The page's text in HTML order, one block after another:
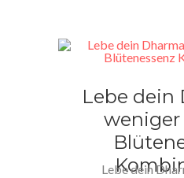
Lebe dein
weniger
Lebe dein